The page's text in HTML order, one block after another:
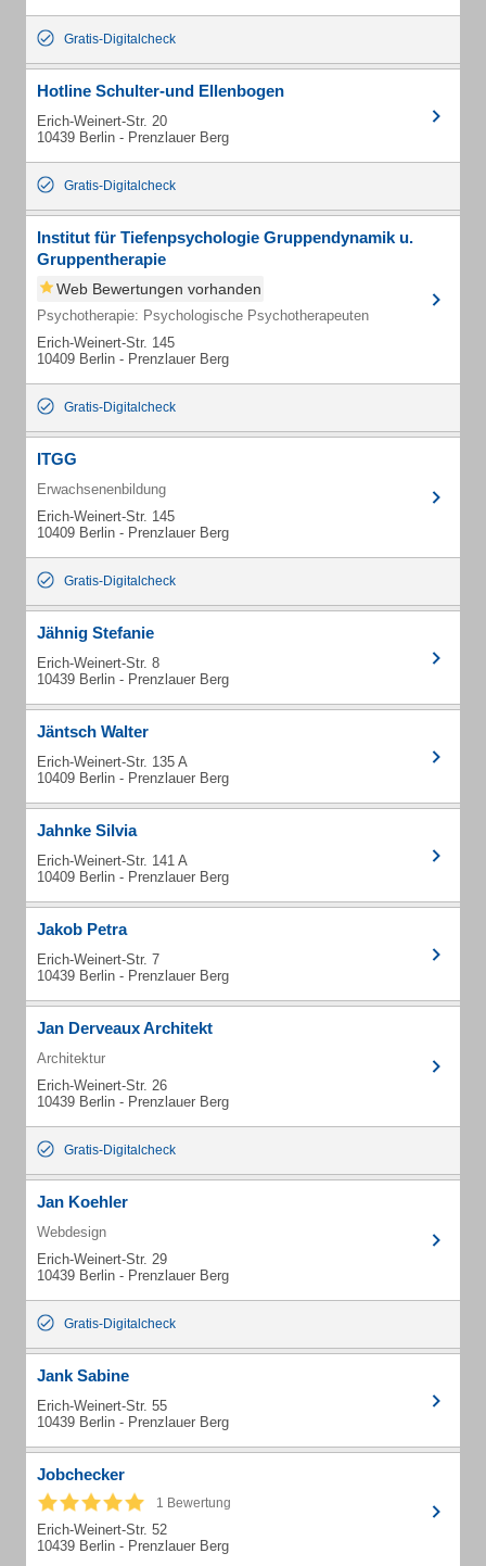
Gratis-Digitalcheck
Hotline Schulter-und Ellenbogen
Erich-Weinert-Str. 20
10439 Berlin - Prenzlauer Berg
Gratis-Digitalcheck
Institut für Tiefenpsychologie Gruppendynamik u.
Gruppentherapie
Web Bewertungen vorhanden
Psychotherapie: Psychologische Psychotherapeuten
Erich-Weinert-Str. 145
10409 Berlin - Prenzlauer Berg
Gratis-Digitalcheck
ITGG
Erwachsenenbildung
Erich-Weinert-Str. 145
10409 Berlin - Prenzlauer Berg
Gratis-Digitalcheck
Jähnig Stefanie
Erich-Weinert-Str. 8
10439 Berlin - Prenzlauer Berg
Jäntsch Walter
Erich-Weinert-Str. 135 A
10409 Berlin - Prenzlauer Berg
Jahnke Silvia
Erich-Weinert-Str. 141 A
10409 Berlin - Prenzlauer Berg
Jakob Petra
Erich-Weinert-Str. 7
10439 Berlin - Prenzlauer Berg
Jan Derveaux Architekt
Architektur
Erich-Weinert-Str. 26
10439 Berlin - Prenzlauer Berg
Gratis-Digitalcheck
Jan Koehler
Webdesign
Erich-Weinert-Str. 29
10439 Berlin - Prenzlauer Berg
Gratis-Digitalcheck
Jank Sabine
Erich-Weinert-Str. 55
10439 Berlin - Prenzlauer Berg
Jobchecker
1 Bewertung
Erich-Weinert-Str. 52
10439 Berlin - Prenzlauer Berg